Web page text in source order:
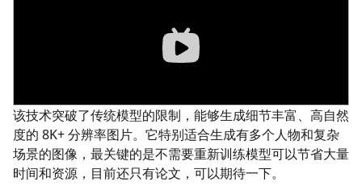
该技术突破了传统模型的限制，能够生成细节丰富、高自然
度的 8K+ 分辨率图片。它特别适合生成有多个人物和复杂
场景的图像，最关键的是不需要重新训练模型可以节省大量
时间和资源，目前还只有论文 ，可以期待一下。